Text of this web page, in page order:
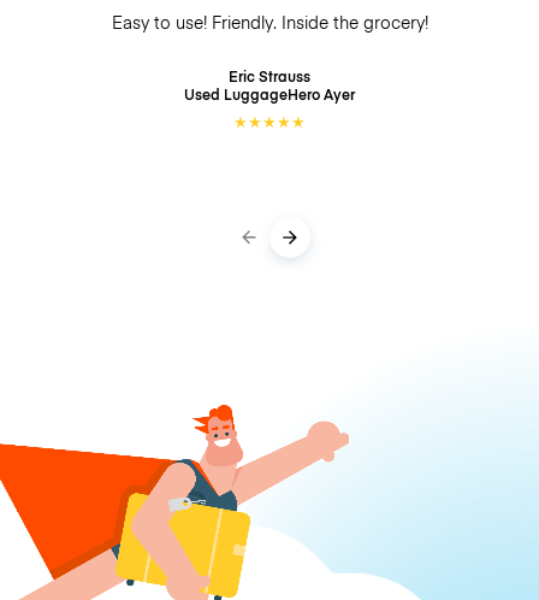
Easy to use! Friendly. Inside the grocery!
Eric Strauss
Used LuggageHeroAyer
★★★★★